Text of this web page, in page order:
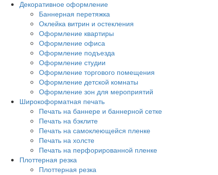
Декоративное оформление
Баннерная перетяжка
Оклейка витрин и остекления
Оформление квартиры
Оформление офиса
Оформление подъезда
Оформление студии
Оформление торгового помещения
Оформление детской комнаты
Оформление зон для мероприятий
Широкоформатная печать
Печать на баннере и баннерной сетке
Печать на бэклите
Печать на самоклеющейся пленке
Печать на холсте
Печать на перфорированной пленке
Плоттерная резка
Плоттерная резка